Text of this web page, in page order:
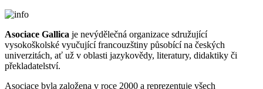
Asociace Gallica je nevýdělečná organizace sdružující
vysokoškolské vyučující francouzštiny působící na českých
univerzitách, ať už v oblasti jazykovědy, literatury, didaktiky či
překladatelství.
Asociace byla založena v roce 2000 a reprezentuje všech